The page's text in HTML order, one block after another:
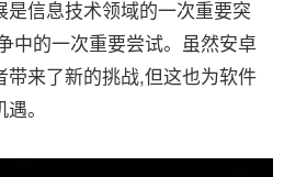
信息技术领域的一次重要突
中的一次重要尝试。虽然安卓
带来了新的挑战,但这也为软件
。